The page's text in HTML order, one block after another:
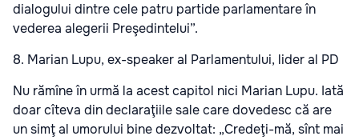
dialogului dintre cele patru partide parlamentare în
vederea alegerii Preşedintelui”.
8. Marian Lupu, ex-speaker al Parlamentului, lider al PD
Nu rămîne în urmă la acest capitol nici Marian Lupu. Iată
doar cîteva din declaraţiile sale care dovedesc că are
un simţ al umorului bine dezvoltat: „Credeţi-mă, sînt mai